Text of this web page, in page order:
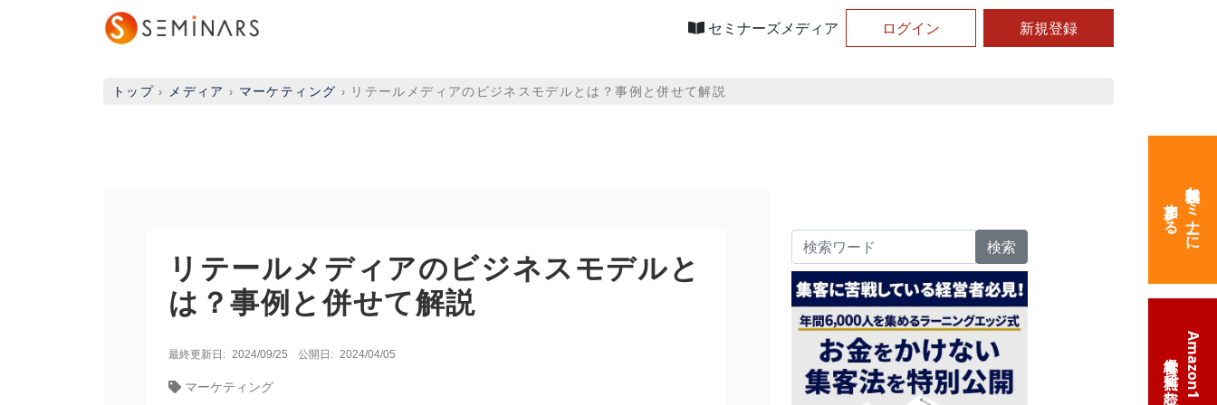
セミナーズメディア ログイン 新規登録
トップ › メディア › マーケティング › リテールメディアのビジネスモデルとは？事例と併せて解説
リテールメディアのビジネスモデルと
は？事例と併せて解説
最終更新日: 2024/09/25 公開日: 2024/04/05
マーケティング
検索
無料体験セミナーに
参加する
Amazon1位の
経営本を無料で読む